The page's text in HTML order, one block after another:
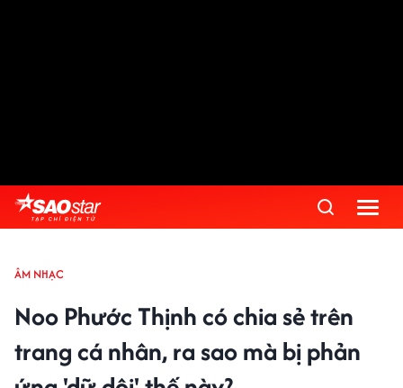
ÂM NHẠC
Noo Phước Thịnh có chia sẻ trên
trang cá nhân, ra sao mà bị phản